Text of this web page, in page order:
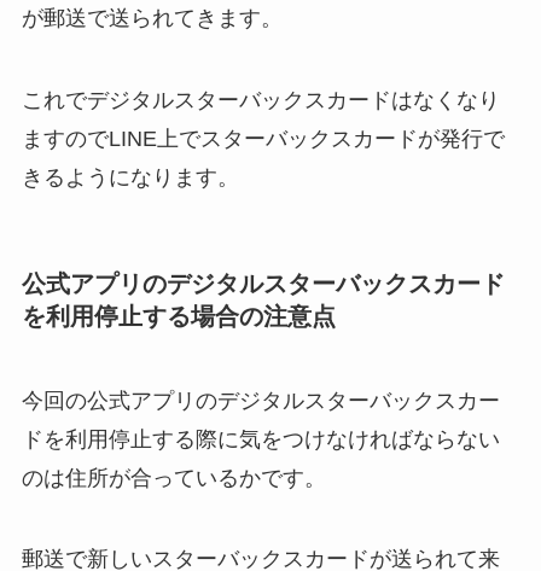
が郵送で送られてきます。
これでデジタルスターバックスカードはなくなり
ますのでLINE上でスターバックスカードが発行で
きるようになります。
公式アプリのデジタルスターバックスカード
を利用停止する場合の注意点
今回の公式アプリのデジタルスターバックスカー
ドを利用停止する際に気をつけなければならない
のは住所が合っているかです。
郵送で新しいスターバックスカードが送られて来